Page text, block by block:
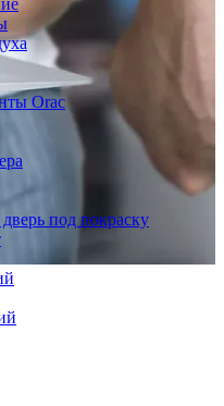
Orac
под покраску